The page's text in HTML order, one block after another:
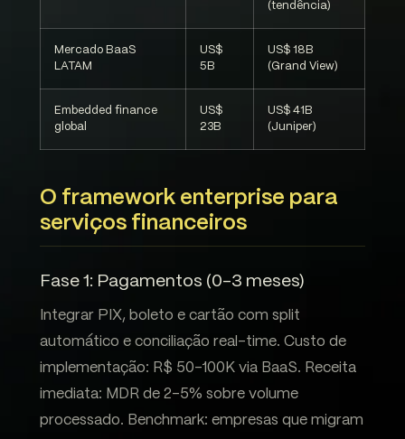
(tendência)
Mercado BaaS
LATAM
US$
5B
US$ 18B
(Grand View)
Embedded finance
global
US$
23B
US$ 41B
(Juniper)
O framework enterprise para
serviços financeiros
Fase 1: Pagamentos (0-3 meses)
Integrar PIX, boleto e cartão com split
automático e conciliação real-time. Custo de
implementação: R$ 50-100K via BaaS. Receita
imediata: MDR de 2-5% sobre volume
processado. Benchmark: empresas que migram